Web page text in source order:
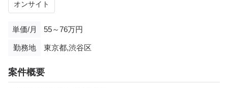
オンサイト
単価/月 55～76万円
勤務地 東京都,渋谷区
案件概要